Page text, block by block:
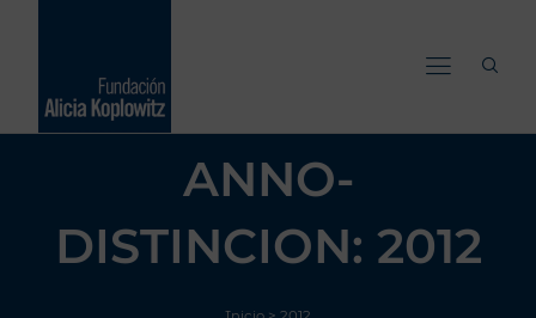
ANNO-
DISTINCION: 2012